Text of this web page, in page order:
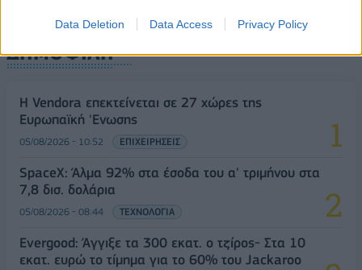
Data Deletion Data Access Privacy Policy
ΔΗΜΟΦΙΛΗ
Η Vendora επεκτείνεται σε 27 χώρες της
Ευρωπαϊκή 'Ενωσης
05/08/2026 - 10:52 ΕΠΙΧΕΙΡΗΣΕΙΣ
SpaceX: Άλμα 92% στα έσοδα του α' τριμήνου στα
7,8 δισ. δολάρια
05/08/2026 - 08:44 ΤΕΧΝΟΛΟΓΙΑ
Evergood: Άγγιξε τα 300 εκατ. ο τζίρος- Στα 10
εκατ. ευρώ το τίμημα για το 60% του Jackaroo